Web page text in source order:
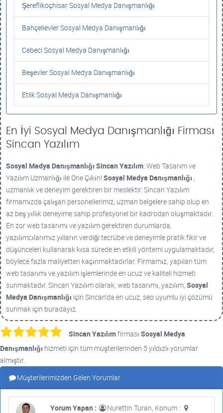
Şereflikoçhisar Sosyal Medya Danışmanlığı
Bahçelievler Sosyal Medya Danışmanlığı
Cebeci Sosyal Medya Danışmanlığı
Beşevler Sosyal Medya Danışmanlığı
Etlik Sosyal Medya Danışmanlığı
En İyi Sosyal Medya Danışmanlığı Firması
Sincan Yazılım
Sosyal Medya Danışmanlığı Sincan Yazılım: Web Tasarım ve
Yazılım Uzmanlığı ile Öne Çıkın! Sosyal Medya Danışmanlığı ,
uzmanlık ve deneyim gerektiren bir meslektir. Sincan Yazılım
firmamızda çalışan personellerimiz, uzman belgelere sahip olup en
az beş yıllık deneyime sahip profesyonel bir kadrodan oluşmaktadır.
En zor web tasarımı ve yazılım gerektiren durumlarda,
yazılımcılarımız yılların verdiği tecrübe ve deneyimle pratik fikir ve
düşünceleri kullanarak kısa sürede en etkili yöntemi uygulamaktadır,
böylece fazla maliyetten kaçınmaktadırlar. Firmamız, yapılan tüm
web tasarımı ve yazılım işlemlerinde en ucuz ve kaliteli hizmeti
sunmaktadır. Sincan Yazılım olarak, web tasarımı, yazılım, Sosyal
Medya Danışmanlığı için Sincan'da en ucuz, seo uyumlu iyi çözümü
sunmak için buradayız.
Sincan Yazılımfirması Sosyal Medya
Danışmanlığı hizmeti için tüm müşterilerinden 5 yıldızlı yorumlar
almıştır.
Müşterilerimizden Gelen Yorumlar
Yorum Yapan :
Nurettin Turan, Konum :